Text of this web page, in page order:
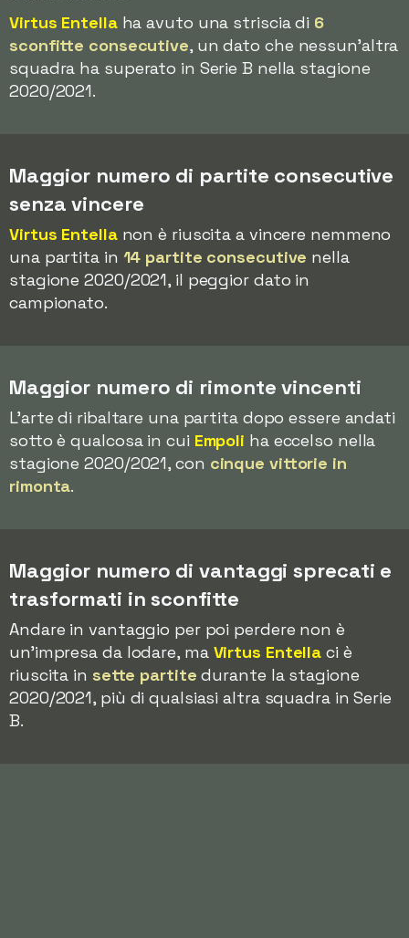
Virtus Entellaha avuto una striscia di 6
sconfitte consecutive, un dato che nessun'altra
squadra ha superato in Serie B nella stagione
2020/2021.
Maggior numero di partite consecutive
senza vincere
Virtus Entellanon è riuscita a vincere nemmeno
una partita in 14 partite consecutive nella
stagione 2020/2021, il peggior dato in
campionato.
Maggior numero di rimonte vincenti
L'arte di ribaltare una partita dopo essere andati
sotto è qualcosa in cui Empoli ha eccelso nella
stagione 2020/2021, con cinque vittorie in
rimonta.
Maggior numero di vantaggi sprecati e
trasformati in sconfitte
Andare in vantaggio per poi perdere non è
un'impresa da lodare, ma Virtus Entella ci è
riuscita in sette partite durante la stagione
2020/2021, più di qualsiasi altra squadra in Serie
B.